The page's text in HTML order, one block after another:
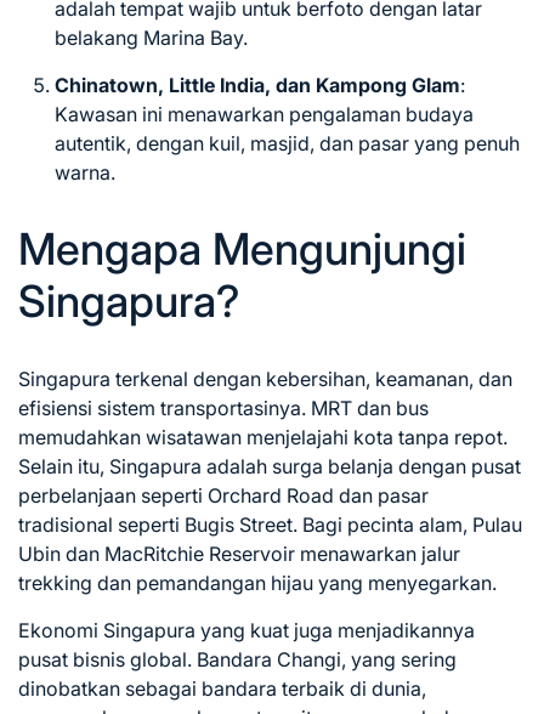
adalah tempat wajib untuk berfoto dengan latar
belakang Marina Bay.
Chinatown, Little India, dan Kampong Glam:
Kawasan ini menawarkan pengalaman budaya
autentik, dengan kuil, masjid, dan pasar yang penuh
warna.
Mengapa Mengunjungi
Singapura?
Singapura terkenal dengan kebersihan, keamanan, dan
efisiensi sistem transportasinya. MRT dan bus
memudahkan wisatawan menjelajahi kota tanpa repot.
Selain itu, Singapura adalah surga belanja dengan pusat
perbelanjaan seperti Orchard Road dan pasar
tradisional seperti Bugis Street. Bagi pecinta alam, Pulau
Ubin dan MacRitchie Reservoir menawarkan jalur
trekking dan pemandangan hijau yang menyegarkan.
Ekonomi Singapura yang kuat juga menjadikannya
pusat bisnis global. Bandara Changi, yang sering
dinobatkan sebagai bandara terbaik di dunia,